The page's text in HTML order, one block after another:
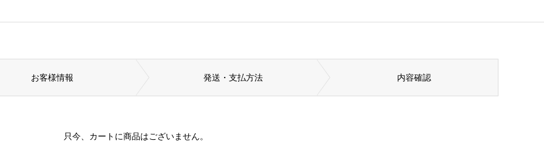
お客様情報 発送 ・支払方法 内容確認
只今、カートに商品はございません。